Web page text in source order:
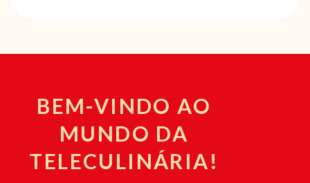
BEM-VINDO AO
MUNDO DA
TELECULINÁRIA!